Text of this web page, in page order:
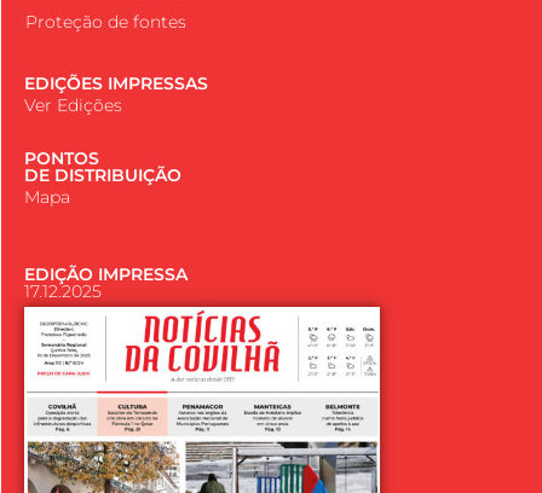
Proteção de fontes
EDIÇÕES IMPRESSAS
Ver Edições
PONTOS
DE DISTRIBUIÇÃO
Mapa
EDIÇÃO IMPRESSA
17.12.2025